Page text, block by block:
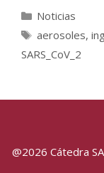
Categorías
Noticias
Etiquetas
aerosoles,
SARS_CoV_2
@2026 Cátedra